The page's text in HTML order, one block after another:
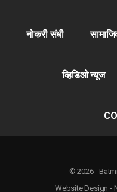
नोकरी संधी
व्हिडिओ न्यूज
© 2026 -
Website Design -